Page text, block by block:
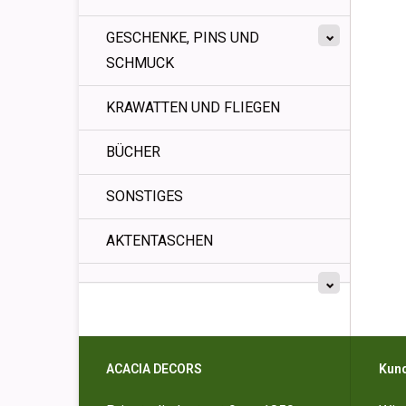
GESCHENKE, PINS UND
SCHMUCK
KRAWATTEN UND FLIEGEN
BÜCHER
SONSTIGES
AKTENTASCHEN
ACACIA DECORS